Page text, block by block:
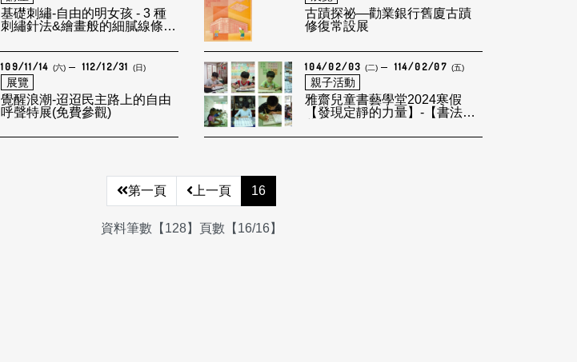
基礎刺繡-自由的明女孩 - 3 種
刺繡針法&繪畫般的細膩線條表
古蹟探祕—勸業銀行舊廈古蹟
修復常設展
109/11/14 (六) 112/12/31 (日)
展覽
覺醒浪潮-迢迢民主路上的自由
呼聲特展(免費參觀)
104/02/03 (二) 114/02/07 (五)
親子活動
雅齋兒童書藝學堂2024寒假
【發現定靜的力量】-【書法啟
第一頁 上一頁 16
資料筆數【128】頁數【16/16】